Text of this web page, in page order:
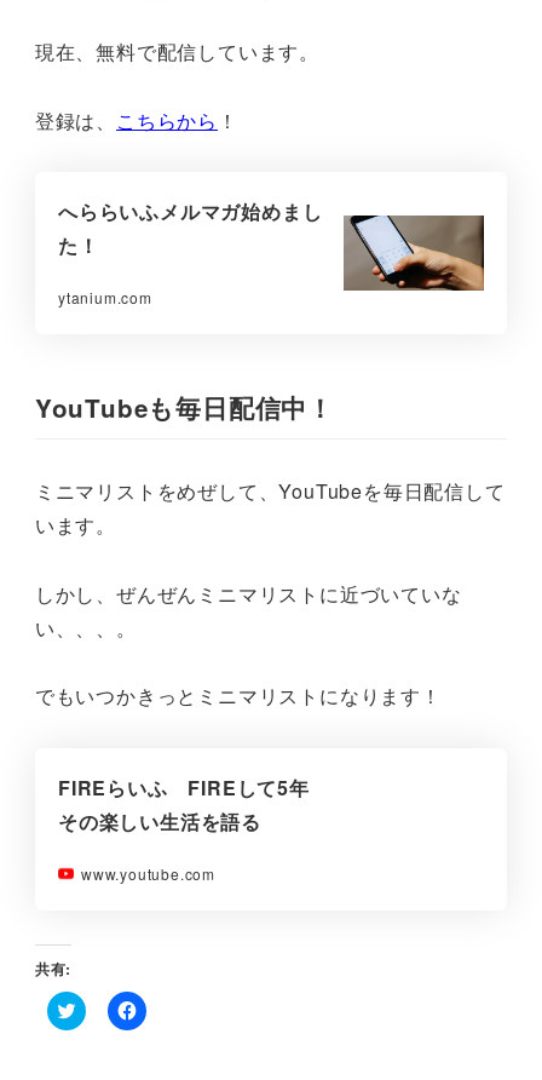
現在、無料で配信しています。
登録は、 こちらから ！
へららいふメルマガ始めまし
た！
ytanium.com
YouTubeも毎日配信中！
ミニマリストをめぜして、YouTubeを毎日配信して
います。
しかし、ぜんぜんミニマリストに近づいていな
い、、、。
でもいつかきっとミニマリストになります！
FIREらいふ FIREして5年
その楽しい生活を語る
www.youtube.com
共有:
ク F